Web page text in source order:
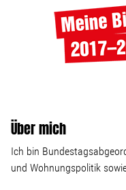
Über mich
Ich bin
und Wohnungspolitik